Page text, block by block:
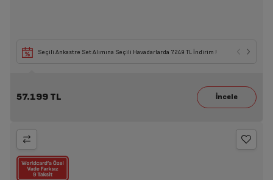
Seçili Ankastre Set Alımına Seçili Havadarlarda 7.249 TL İndirim !
57.199 TL